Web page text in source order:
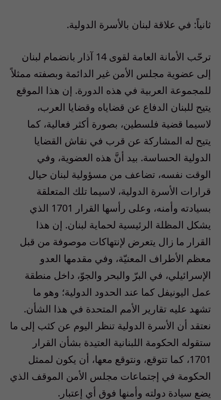
ثانياً: في علاقة لبنان بالأسرة الدولية.
ترحّب الأمانة العامة لقوى 14 آذار بانضمام لبنان
إلى عضوية مجلس الأمن غير الدائمة وبصفته ممثلاً
للمجموعة العربية في هذه الدورة. إن هذا الموقع
يتيح للبنان الدفاع عن قضاياه وقضايا العرب،
لاسيما قضية فلسطين، بصورة أكثر فعالية، كما
يتيح له المشاركة عن قرب في نقاش القضايا
الدولية الحساسة. بيد أنَّ هذه العضوية، وفي
الوقت نفسه، تضاعف من مسؤولية لبنان حيال
قرارات الأسرة الدولية، لاسيما تلك المتعلقة
بسيادته وأمنه، وعلى رأسها القرار 1701 الذي
يشكل المظلة الرئيسية لحماية لبنان. إن هذا
القرار ما زال يتعرض لإنتهاكات موصوفة من قبل
معظم الأطراف المعنيّة، وفي مقدمها العدو
الإسرائيلي، في البرّ والبحر والجوّ، داخل منطقة
عمل اليونيفل كما عند الحدود الدولية؛ وهو ما
تشهد عليه تقارير الأمم المتحدة في هذا الشأن.
نعتقد أن الأسرة الدولية تنظر اليوم عن كثب إلى ما
ستقوله الحكومة اللبنانية العتيدة بشأن القرار
1701، كما تتوقع، ونتوقع معها، أن يكون لممثل
الحكومة في إجتماعات مجلس الأمن الموقف الذي
يضع سيادة دولته وأمنها فوق أي إعتبار.